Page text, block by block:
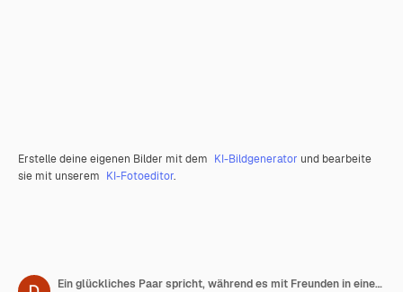
Erstelle deine eigenen Bilder mit dem KI-Bildgenerator und bearbeite
sie mit unserem KI-Fotoeditor.
Ein glückliches Paar spricht, während es mit Freunden in einem Café Donuts isst